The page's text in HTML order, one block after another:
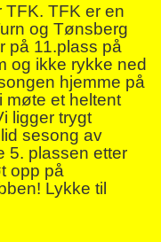
TFK. TFK er en
og Tønsberg
på 11.plass på
og ikke rykke ned
hjemme på
møte et heltent
ligger trygt
sesong av
5. plassen etter
opp på
Lykke til